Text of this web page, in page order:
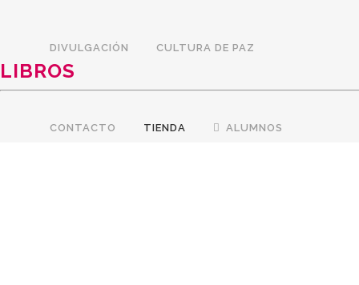
DIVULGACIÓN CULTURA DE PAZ
CONTACTO TIENDA ALUMNOS
LIBROS